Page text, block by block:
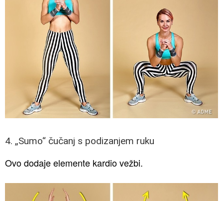
4. „Sumo“ čučanj s podizanjem ruku
Ovo dodaje elemente kardio vežbi.